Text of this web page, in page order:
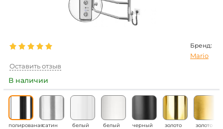
Бренд:
Mario
Оставить отзыв
В наличии
полированаясатин
белый
белый
черный
золото
золото